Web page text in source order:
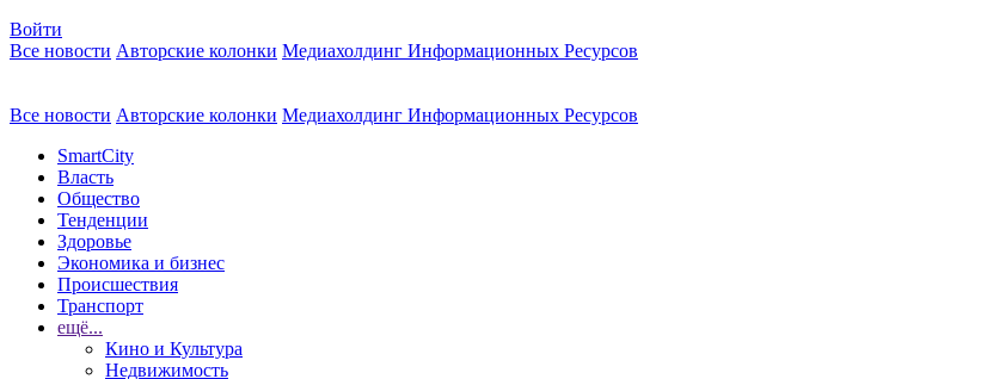
Войти
Все новости Авторские колонки Медиахолдинг Информационных Ресурсов
Все новости Авторские колонки Медиахолдинг Информационных Ресурсов
SmartCity
Власть
Общество
Тенденции
Здоровье
Экономика и бизнес
Происшествия
Транспорт
ещё...
Кино и Культура
Недвижимость